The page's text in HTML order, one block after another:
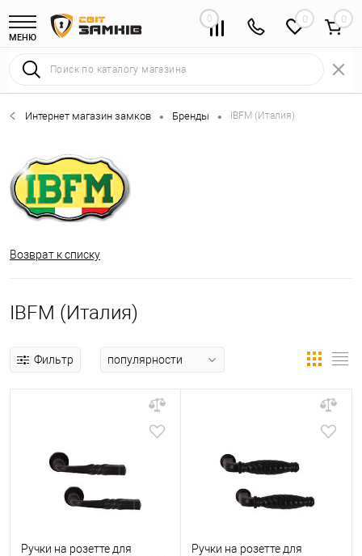
МЕНЮ
0 0
Интернет магазин замков • Бренды • IBFM (Италия)
Возврат к списку
IBFM (Италия)
Фильтр
Ручки на розетте для
Ручки на розетте для